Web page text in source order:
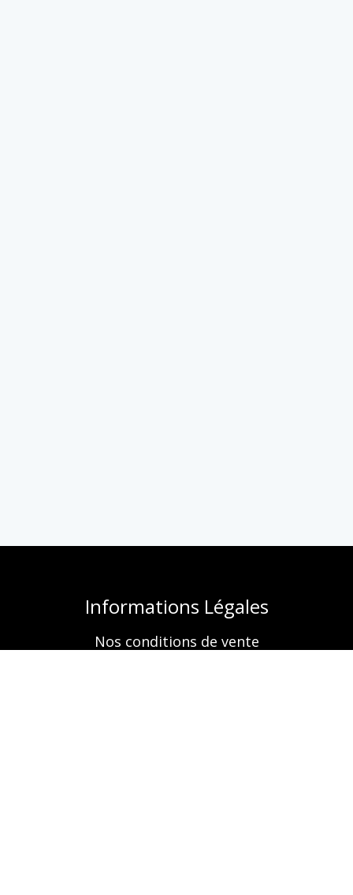
Informations Légales
Nos conditions de vente